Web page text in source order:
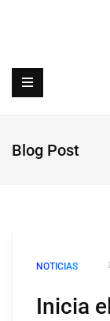
Blog Post
NOTICIAS
Inicia